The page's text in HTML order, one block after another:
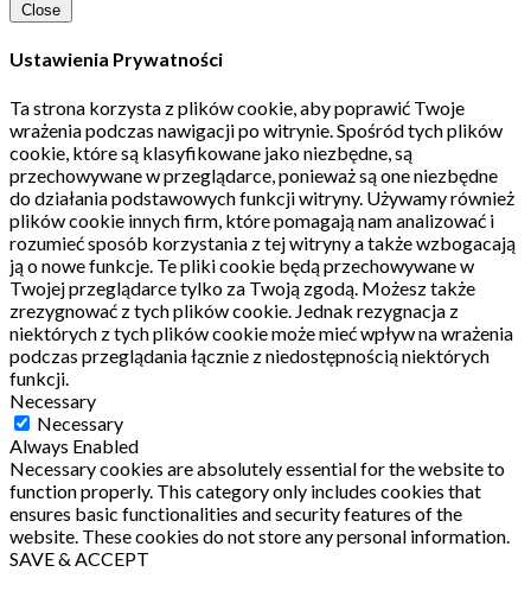
Close
Ustawienia Prywatności
Ta strona korzysta z plików cookie, aby poprawić Twoje
wrażenia podczas nawigacji po witrynie. Spośród tych plików
cookie, które są klasyfikowane jako niezbędne, są
przechowywane w przeglądarce, ponieważ są one niezbędne
do działania podstawowych funkcji witryny. Używamy również
plików cookie innych firm, które pomagają nam analizować i
rozumieć sposób korzystania z tej witryny a także wzbogacają
ją o nowe funkcje. Te pliki cookie będą przechowywane w
Twojej przeglądarce tylko za Twoją zgodą. Możesz także
zrezygnować z tych plików cookie. Jednak rezygnacja z
niektórych z tych plików cookie może mieć wpływ na wrażenia
podczas przeglądania łącznie z niedostępnością niektórych
funkcji.
Necessary
Necessary
Always Enabled
Necessary cookies are absolutely essential for the website to
function properly. This category only includes cookies that
ensures basic functionalities and security features of the
website. These cookies do not store any personal information.
SAVE & ACCEPT